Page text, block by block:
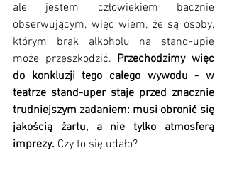
ale jestem człowiekiem bacznie
obserwującym, więc wiem, że są osoby,
którym brak alkoholu na stand-upie
może przeszkodzić. Przechodzimy więc
do konkluzji tego całego wywodu - w
teatrze stand-uper staje przed znacznie
trudniejszym zadaniem: musi obronić się
jakością żartu, a nie tylko atmosferą
imprezy. Czy to się udało?